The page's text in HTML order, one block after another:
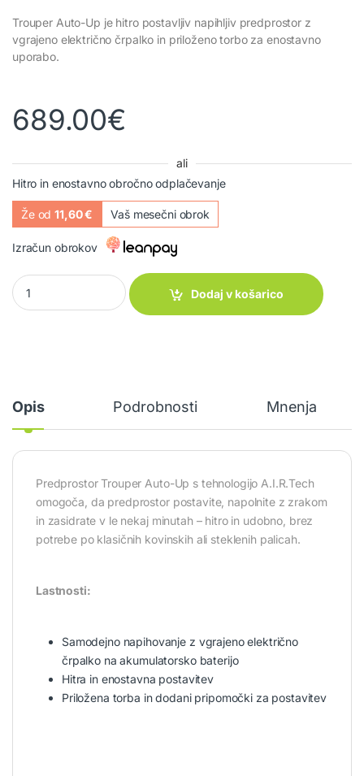
Trouper Auto-Up je hitro postavljiv napihljiv predprostor z
vgrajeno električno črpalko in priloženo torbo za enostavno
uporabo.
689.00€
ali
Hitro in enostavno obročno odplačevanje
Že od11,60 € Vaš mesečni obrok
Izračun obrokov
Šotor Trouper Auto up quantity
Dodaj v košarico
Opis Podrobnosti Mnenja
Predprostor Trouper Auto-Up s tehnologijo A.I.R.Tech
omogoča, da predprostor postavite, napolnite z zrakom
in zasidrate v le nekaj minutah – hitro in udobno, brez
potrebe po klasičnih kovinskih ali steklenih palicah.
Lastnosti:
Samodejno napihovanje z vgrajeno električno
črpalko na akumulatorsko baterijo
Hitra in enostavna postavitev
Priložena torba in dodani pripomočki za postavitev